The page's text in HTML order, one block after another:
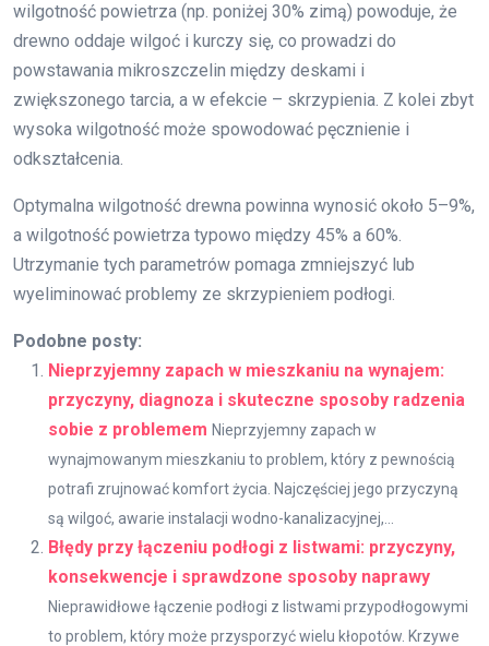
wilgotność powietrza (np. poniżej 30% zimą) powoduje, że
drewno oddaje wilgoć i kurczy się, co prowadzi do
powstawania mikroszczelin między deskami i
zwiększonego tarcia, a w efekcie – skrzypienia. Z kolei zbyt
wysoka wilgotność może spowodować pęcznienie i
odkształcenia.
Optymalna wilgotność drewna powinna wynosić około 5–9%,
a wilgotność powietrza typowo między 45% a 60%.
Utrzymanie tych parametrów pomaga zmniejszyć lub
wyeliminować problemy ze skrzypieniem podłogi.
Podobne posty:
Nieprzyjemny zapach w mieszkaniu na wynajem:
przyczyny, diagnoza i skuteczne sposoby radzenia
sobie z problemem Nieprzyjemny zapach w
wynajmowanym mieszkaniu to problem, który z pewnością
potrafi zrujnować komfort życia. Najczęściej jego przyczyną
są wilgoć, awarie instalacji wodno-kanalizacyjnej,...
Błędy przy łączeniu podłogi z listwami: przyczyny,
konsekwencje i sprawdzone sposoby naprawy
Nieprawidłowe łączenie podłogi z listwami przypodłogowymi
to problem, który może przysporzyć wielu kłopotów. Krzywe